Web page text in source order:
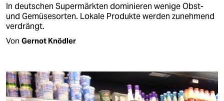
In deutschen Supermärkten dominieren wenige Obst-
und Gemüsesorten. Lokale Produkte werden zunehmend
verdrängt.
Von Gernot Knödler